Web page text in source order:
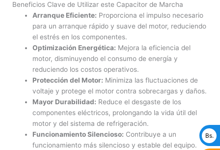
Beneficios Clave de Utilizar este Capacitor de Marcha
Arranque Eficiente: Proporciona el impulso necesario
para un arranque rápido y suave del motor, reduciendo
el estrés en los componentes.
Optimización Energética: Mejora la eficiencia del
motor, disminuyendo el consumo de energía y
reduciendo los costos operativos.
Protección del Motor: Minimiza las fluctuaciones de
voltaje y protege el motor contra sobrecargas y daños.
Mayor Durabilidad: Reduce el desgaste de los
componentes eléctricos, prolongando la vida útil del
motor y del sistema de refrigeración.
Funcionamiento Silencioso: Contribuye a un
funcionamiento más silencioso y estable del equipo.
Bs.